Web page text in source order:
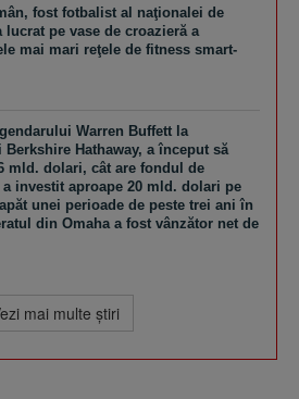
fost fotbalist al naţionalei de
pe vase de croazieră a
mai mari reţele de fitness smart-
Warren Buffett la
Hathaway, a început să
mld. dolari, cât are fondul de
investit aproape 20 mld. dolari pe
unei perioade de peste trei ani în
din Omaha a fost vânzător net de
mai multe ştiri